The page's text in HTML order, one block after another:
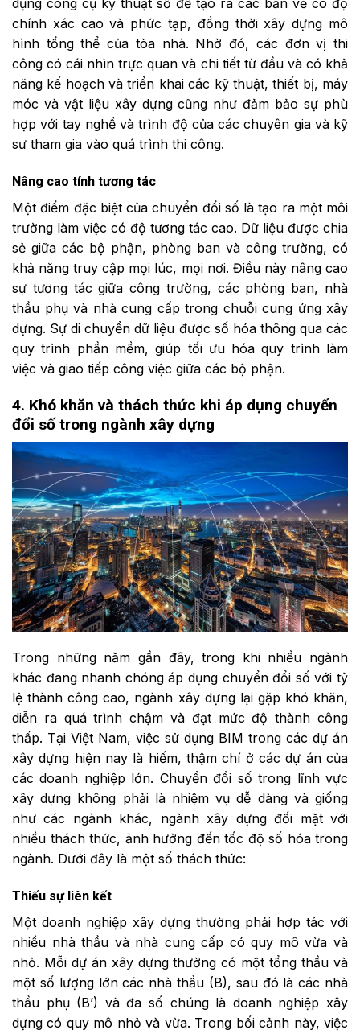
dụng công cụ kỹ thuật số để tạo ra các bản vẽ có độ
chính xác cao và phức tạp, đồng thời xây dựng mô
hình tổng thể của tòa nhà. Nhờ đó, các đơn vị thi
công có cái nhìn trực quan và chi tiết từ đầu và có khả
năng kế hoạch và triển khai các kỹ thuật, thiết bị, máy
móc và vật liệu xây dựng cũng như đảm bảo sự phù
hợp với tay nghề và trình độ của các chuyên gia và kỹ
sư tham gia vào quá trình thi công.
Nâng cao tính tương tác
Một điểm đặc biệt của chuyển đổi số là tạo ra một môi
trường làm việc có độ tương tác cao. Dữ liệu được chia
sẻ giữa các bộ phận, phòng ban và công trường, có
khả năng truy cập mọi lúc, mọi nơi. Điều này nâng cao
sự tương tác giữa công trường, các phòng ban, nhà
thầu phụ và nhà cung cấp trong chuỗi cung ứng xây
dựng. Sự di chuyển dữ liệu được số hóa thông qua các
quy trình phần mềm, giúp tối ưu hóa quy trình làm
việc và giao tiếp công việc giữa các bộ phận.
4. Khó khăn và thách thức khi áp dụng chuyển
đổi số trong ngành xây dựng
Trong những năm gần đây, trong khi nhiều ngành
khác đang nhanh chóng áp dụng chuyển đổi số với tỷ
lệ thành công cao, ngành xây dựng lại gặp khó khăn,
diễn ra quá trình chậm và đạt mức độ thành công
thấp. Tại Việt Nam, việc sử dụng BIM trong các dự án
xây dựng hiện nay là hiếm, thậm chí ở các dự án của
các doanh nghiệp lớn. Chuyển đổi số trong lĩnh vực
xây dựng không phải là nhiệm vụ dễ dàng và giống
như các ngành khác, ngành xây dựng đối mặt với
nhiều thách thức, ảnh hưởng đến tốc độ số hóa trong
ngành. Dưới đây là một số thách thức:
Thiếu sự liên kết
Một doanh nghiệp xây dựng thường phải hợp tác với
nhiều nhà thầu và nhà cung cấp có quy mô vừa và
nhỏ. Mỗi dự án xây dựng thường có một tổng thầu và
một số lượng lớn các nhà thầu (B), sau đó là các nhà
thầu phụ (B’) và đa số chúng là doanh nghiệp xây
dựng có quy mô nhỏ và vừa. Trong bối cảnh này, việc